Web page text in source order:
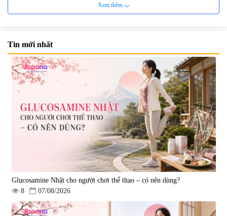
Viên uống bổ não Ribeto Shoji
|57.920
1.450.000 đ
Viên nang uống cải thiện thị lực,
trí nhớ DHA + EPA + Flaxseed
Oil 30 viên/gói - Date 02/2027
|52.346
225.000 đ
Xem thêm
Tin mới nhất
Glucosamine Nhật cho người chơi thể thao – có nên dùng?
8
07/08/2026